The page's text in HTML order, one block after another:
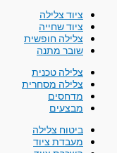
ציוד צלילה
ציוד שחייה
צלילה חופשית
שובר מתנה
צלילה טכנית
צלילה מסחרית
מדחסים
מבצעים
ביטוח צלילה
מעבדת ציוד